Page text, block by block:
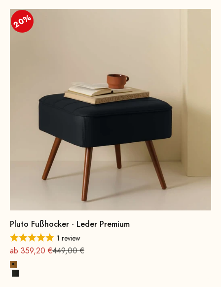
20%
Pluto Fußhocker - Leder Premium
1 review
Angebot
ab 359,20 €Regulärer Preis
449,00 €
Cognac Premium
Schwarz Premium